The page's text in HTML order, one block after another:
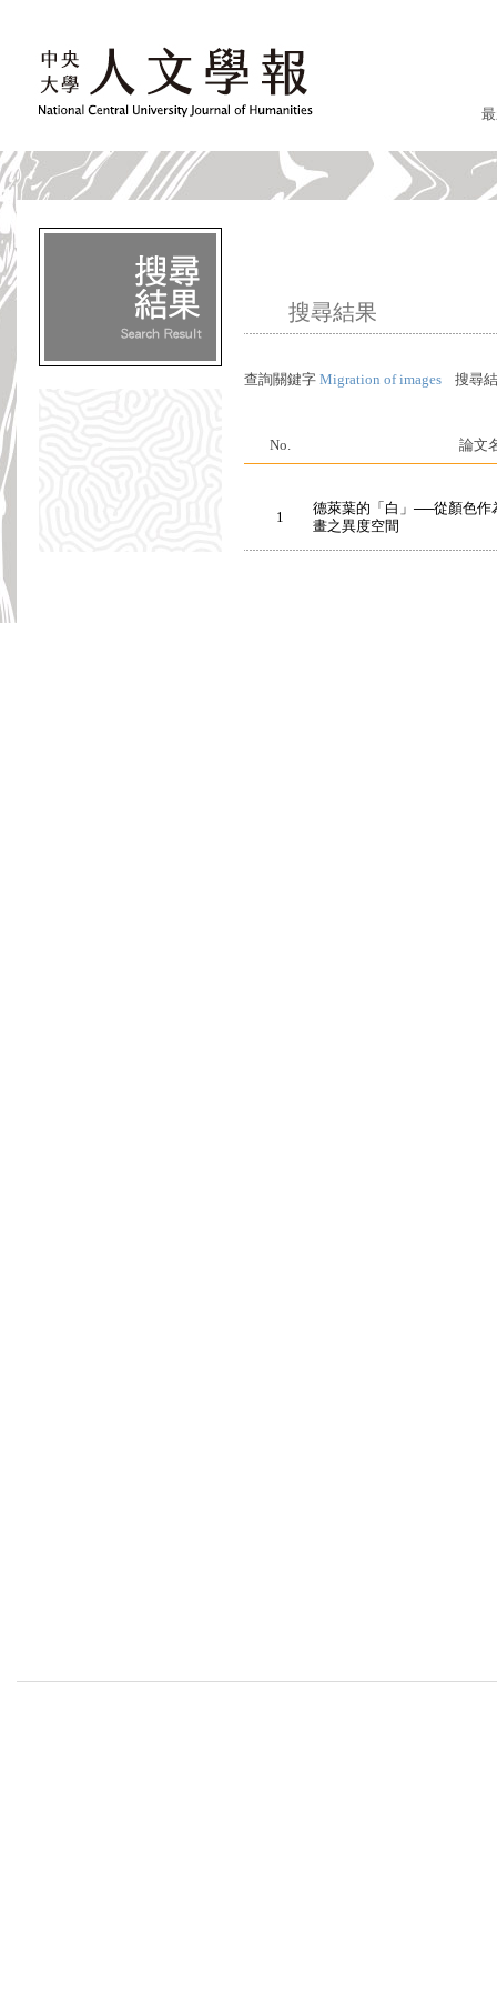
搜尋結果
查詢關鍵字 Migration of images 搜尋
No. 論文
1
德萊葉的「白」──從顏色作
畫之異度空間